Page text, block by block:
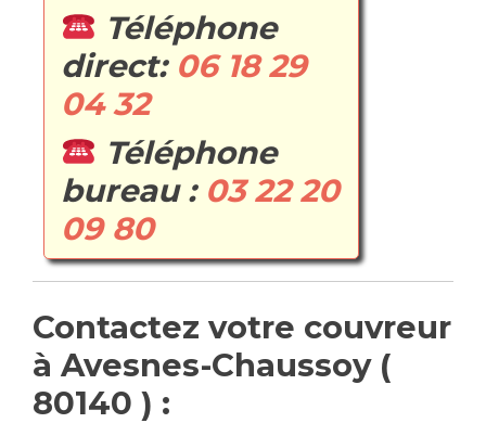
Téléphone
direct: 06 18 29
04 32
Téléphone
bureau : 03 22 20
09 80
Contactez votre couvreur
à Avesnes-Chaussoy (
80140 ) :